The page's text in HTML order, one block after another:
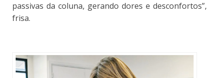
passivas da coluna, gerando dores e desconfortos”,
frisa.